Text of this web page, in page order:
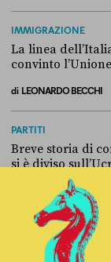
IMMIGRAZIONE
La linea
convinto
di LEONARDO BECCHI
PARTITI
Breve storia di
si è diviso
LEONARDO BECCHI
Breve storia di